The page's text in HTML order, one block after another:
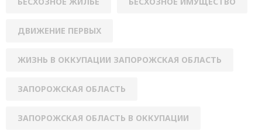
ДВИЖЕНИЕ ПЕРВЫХ
ЖИЗНЬ В ОККУПАЦИИ ЗАПОРОЖСКАЯ ОБЛАСТЬ
ЗАПОРОЖСКАЯ ОБЛАСТЬ
ЗАПОРОЖСКАЯ ОБЛАСТЬ В ОККУПАЦИИ